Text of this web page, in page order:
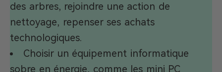
des arbres, rejoindre une action de
nettoyage, repenser ses achats
technologiques.
Choisir un équipement informatique
sobre en énergie, comme les mini PC